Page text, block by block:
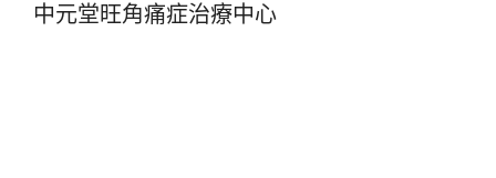
中元堂旺角痛症治療中心